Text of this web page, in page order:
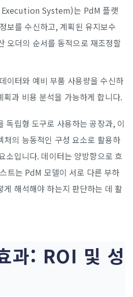
System)는 PdM 플랫
보를 수신하고, 계획된 유지보수
오더의 순서를 동적으로 재조정할
이터와 예비 부품 사용량을 수신하
획과 비용 분석을 가능하게 합니다.
독립형 도구로 사용하는 공장과, 이
처의 능동적인 구성 요소로 활용하
소입니다. 데이터는 양방향으로 흐
트는 PdM 모델이 서로 다른 부하
해석해야 하는지 판단하는 데 활
과: ROI 및 성